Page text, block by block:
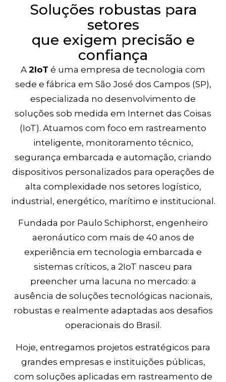
Soluções robustas para
setores
que exigem precisão e
confiança
A 2IoT é uma empresa de tecnologia com
sede e fábrica em São José dos Campos (SP),
especializada no desenvolvimento de
soluções sob medida em Internet das Coisas
(IoT). Atuamos com foco em rastreamento
inteligente, monitoramento técnico,
segurança embarcada e automação, criando
dispositivos personalizados para operações de
alta complexidade nos setores logístico,
industrial, energético, marítimo e institucional.
Fundada por Paulo Schiphorst, engenheiro
aeronáutico com mais de 40 anos de
experiência em tecnologia embarcada e
sistemas críticos, a 2IoT nasceu para
preencher uma lacuna no mercado: a
ausência de soluções tecnológicas nacionais,
robustas e realmente adaptadas aos desafios
operacionais do Brasil.
Hoje, entregamos projetos estratégicos para
grandes empresas e instituições públicas,
com soluções aplicadas em rastreamento de